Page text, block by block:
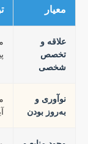
معیار
علاقه و
تخصص
شخصی
نوآوری و
به‌روز بودن